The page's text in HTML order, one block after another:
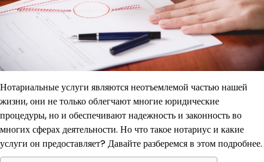
Нотариальные услуги являются неотъемлемой частью нашей
жизни, они не только облегчают многие юридические
процедуры, но и обеспечивают надежность и законность во
многих сферах деятельности. Но что такое нотариус и какие
услуги он предоставляет? Давайте разберемся в этом подробнее.